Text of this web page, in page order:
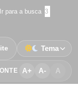
Ir para a busca 3
A+ A- A
Tema